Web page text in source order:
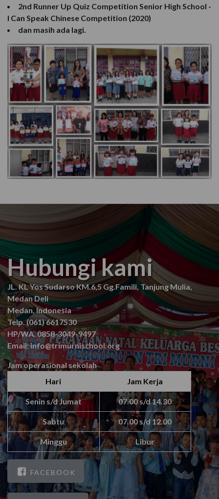
2nd Runner Up Quiz Competition Senior High School -
I Can Speak Chinese Competition (2020)
dan masih ada lagi.
Hubungi kami
JL. KL Yos Sudarso KM.6,5 Gg.Famili, Tanjung Mulia,
Medan Deli
Medan, Indonesia
Telp. (061) 6617530
HP/WA. 0858-3049-9497
Email: info@trimurnischool.org
Jam operasional sekolah
Hari
Jam Kerja
Senin s/d Jumat 07.00 s/d 14.30
Sabtu 07.00 s/d 12.00
Minggu Libur
FACEBOOK